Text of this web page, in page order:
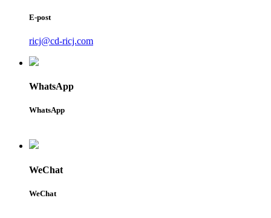
E-post
ricj@cd-ricj.com
WhatsApp
WhatsApp
WeChat
WeChat